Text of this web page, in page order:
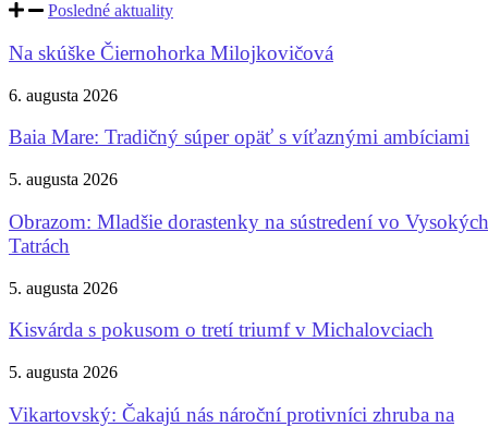
Posledné aktuality
Na skúške Čiernohorka Milojkovičová
6. augusta 2026
Baia Mare: Tradičný súper opäť s víťaznými ambíciami
5. augusta 2026
Obrazom: Mladšie dorastenky na sústredení vo Vysokých
Tatrách
5. augusta 2026
Kisvárda s pokusom o tretí triumf v Michalovciach
5. augusta 2026
Vikartovský: Čakajú nás nároční protivníci zhruba na